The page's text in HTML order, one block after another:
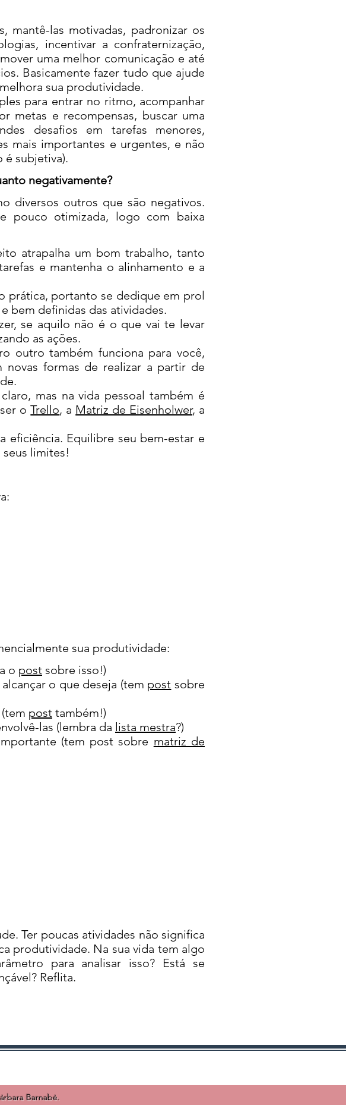
las motivadas, padronizar os
incentivar a confraternização,
uma melhor comunicação e até
Basicamente fazer tudo que ajude
sua produtividade.
para entrar no ritmo, acompanhar
metas e recompensas, buscar uma
desafios em tarefas menores,
mais importantes e urgentes, e não
é subjetiva).
negativamente?
diversos outros que são negativos.
pouco otimizada, logo com baixa
atrapalha um bom trabalho, tanto
e mantenha o alinhamento e a
prática, portanto se dedique em prol
bem definidas das atividades.
se aquilo não é o que vai te levar
as ações.
outro também funciona para você,
formas de realizar a partir de
mas na vida pessoal também é
ser oTrello, a Matriz de Eisenholwer, a
eficiência. Equilibre seu bem-estar e
limites!
sua produtividade:
o post sobre isso!)
o que deseja (tem post sobre
post também!)
las (lembra da lista mestra?)
(tem post sobre matriz de
Ter poucas atividades não significa
produtividade. Na sua vida tem algo
para analisar isso? Está se
Reflita.
Barnabé.